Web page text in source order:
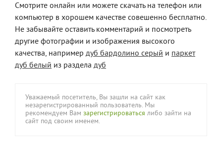
Смотрите онлайн или можете скачать на телефон или
компьютер в хорошем качестве совешенно бесплатно.
Не забывайте оставить комментарий и посмотреть
другие фотографии и изображения высокого
качества, например дуб бардолино серый и паркет
дуб белый из раздела дуб
Уважаемый посетитель, Вы зашли на сайт как
незарегистрированный пользователь. Мы
рекомендуем Вам зарегистрироваться либо зайти на
сайт под своим именем.